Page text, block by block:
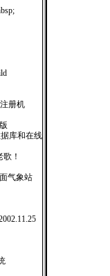
册机
库和在线
！
气象站